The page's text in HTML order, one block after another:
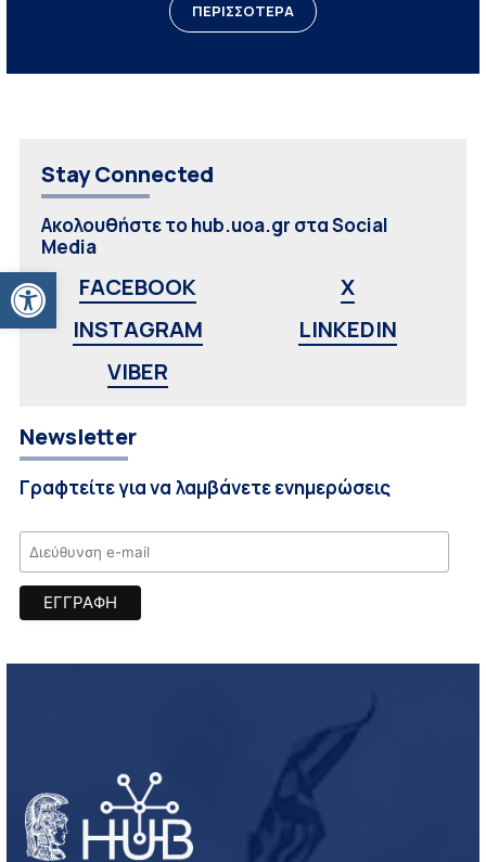
Ανοίξτε τη γραμμή εργαλείων
ΠΕΡΙΣΣΟΤΕΡΑ
Stay Connected
Ακολουθήστε το hub.uoa.gr στα Social
Media
FACEBOOK
X
INSTAGRAM
LINKEDIN
VIBER
Newsletter
Γραφτείτε για να λαμβάνετε ενημερώσεις